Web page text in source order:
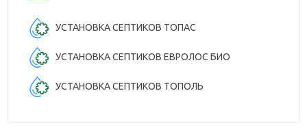
УСТАНОВКА СЕПТИКОВ ТОПАС
УСТАНОВКА СЕПТИКОВ ЕВРОЛОС БИО
УСТАНОВКА СЕПТИКОВ ТОПОЛЬ